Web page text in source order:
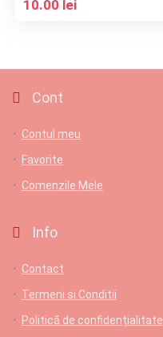
10.00 lei
Cont
Contul meu
Favorite
Comenzile Mele
Info
Contact
Termeni si Conditii
Politică de confidențialitate